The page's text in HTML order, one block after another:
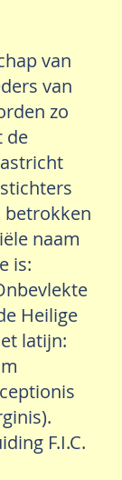
van
van
zo
de
betrokken
naam
is:
Heilige
latijn:
F.I.C.